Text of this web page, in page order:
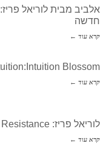
אלביב מבית לוריאל
חדשה
קרא עוד ←
Blossom
קרא עוד ←
לוריאל פריז: Infallible Laque Resistance
קרא עוד ←